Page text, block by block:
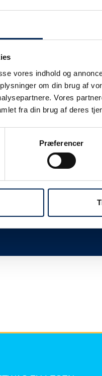
vores indhold og
om din brug af
Vores
fra din brug af deres
Præferencer
Wir
können
Wir
Ihnen,
mehr